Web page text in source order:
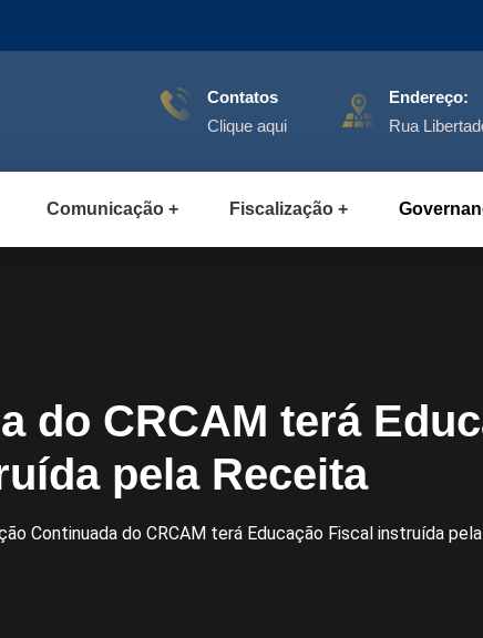
Contatos
Clique aqui
Endereço:
Rua
Comunicação Fiscalização
do CRCAM terá
pela Receita
Continuada do CRCAM terá Educação Fiscal instruída